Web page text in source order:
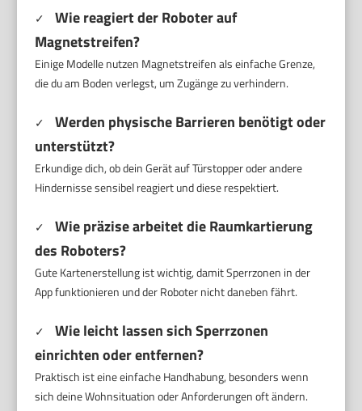
✓
Wie reagiert der Roboter auf
Magnetstreifen?
Einige Modelle nutzen Magnetstreifen als einfache Grenze,
die du am Boden verlegst, um Zugänge zu verhindern.
✓
Werden physische Barrieren benötigt oder
unterstützt?
Erkundige dich, ob dein Gerät auf Türstopper oder andere
Hindernisse sensibel reagiert und diese respektiert.
✓
Wie präzise arbeitet die Raumkartierung
des Roboters?
Gute Kartenerstellung ist wichtig, damit Sperrzonen in der
App funktionieren und der Roboter nicht daneben fährt.
✓
Wie leicht lassen sich Sperrzonen
einrichten oder entfernen?
Praktisch ist eine einfache Handhabung, besonders wenn
sich deine Wohnsituation oder Anforderungen oft ändern.